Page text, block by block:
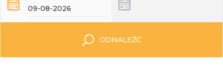
ODNALEŹĆ